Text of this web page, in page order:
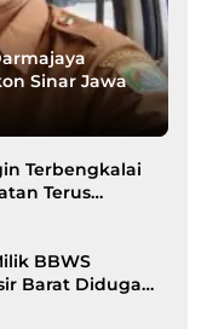
Sinar Jawa
Terbengkalai
Terus
BBWS
Barat Diduga